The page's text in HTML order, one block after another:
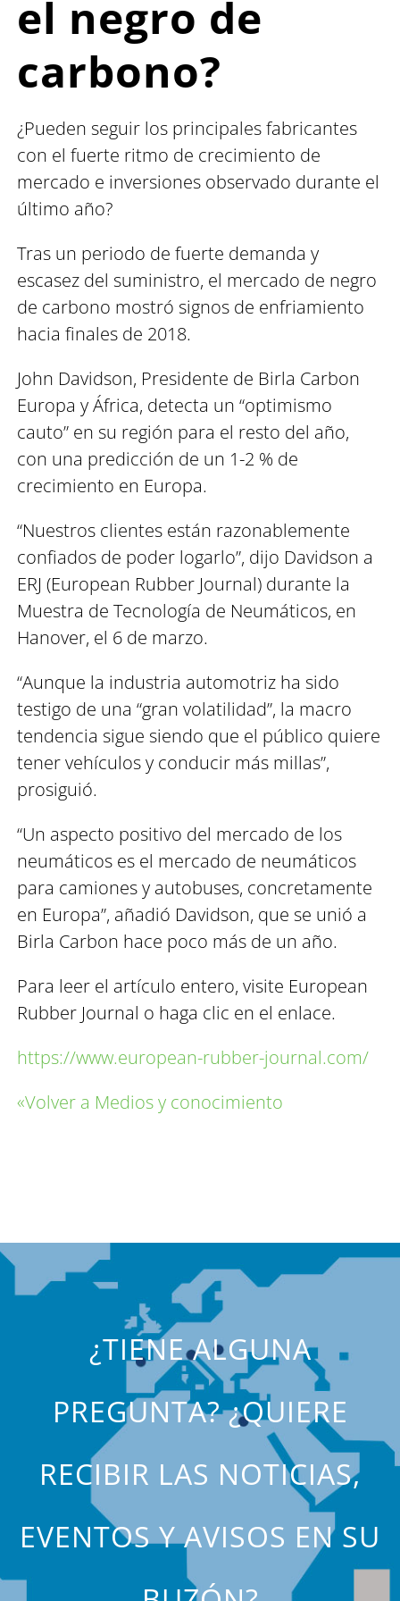
el negro de
carbono?
¿Pueden seguir los principales fabricantes
con el fuerte ritmo de crecimiento de
mercado e inversiones observado durante el
último año?
Tras un periodo de fuerte demanda y
escasez del suministro, el mercado de negro
de carbono mostró signos de enfriamiento
hacia finales de 2018.
John Davidson, Presidente de Birla Carbon
Europa y África, detecta un “optimismo
cauto” en su región para el resto del año,
con una predicción de un 1-2 % de
crecimiento en Europa.
“Nuestros clientes están razonablemente
confiados de poder logarlo”, dijo Davidson a
ERJ (European Rubber Journal) durante la
Muestra de Tecnología de Neumáticos, en
Hanover, el 6 de marzo.
“Aunque la industria automotriz ha sido
testigo de una “gran volatilidad”, la macro
tendencia sigue siendo que el público quiere
tener vehículos y conducir más millas”,
prosiguió.
“Un aspecto positivo del mercado de los
neumáticos es el mercado de neumáticos
para camiones y autobuses, concretamente
en Europa”, añadió Davidson, que se unió a
Birla Carbon hace poco más de un año.
Para leer el artículo entero, visite European
Rubber Journal o haga clic en el enlace.
https://www.european-rubber-journal.com/
«Volver a Medios y conocimiento
¿TIENE ALGUNA
PREGUNTA? ¿QUIERE
RECIBIR LAS NOTICIAS,
EVENTOS Y AVISOS EN SU